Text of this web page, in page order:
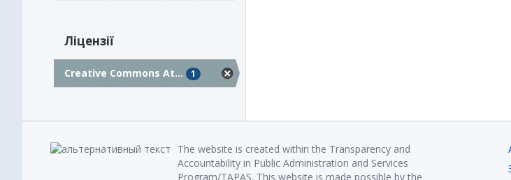
Ліцензії
Creative Commons At... 1
The website is created within the Transparency and
Accountability in Public Administration and Services
Program/TAPAS. This website is made possible by the